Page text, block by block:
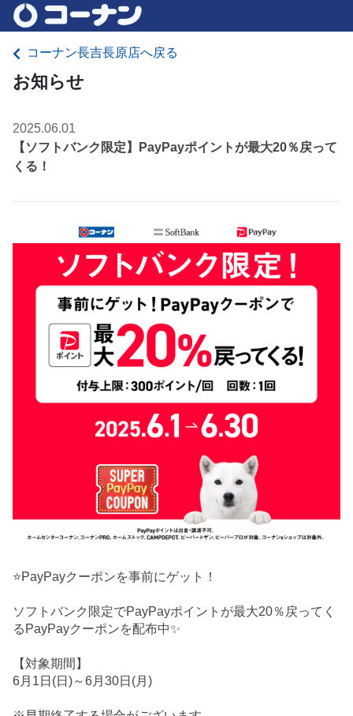
コーナン長吉長原店へ戻る
お知らせ
2025.06.01
【ソフトバンク限定】PayPayポイントが最大20％戻って
くる！
⭐PayPayクーポンを事前にゲット！
ソフトバンク限定でPayPayポイントが最大20％戻ってく
るPayPayクーポンを配布中✨
【対象期間】
6月1日(日)～6月30日(月)